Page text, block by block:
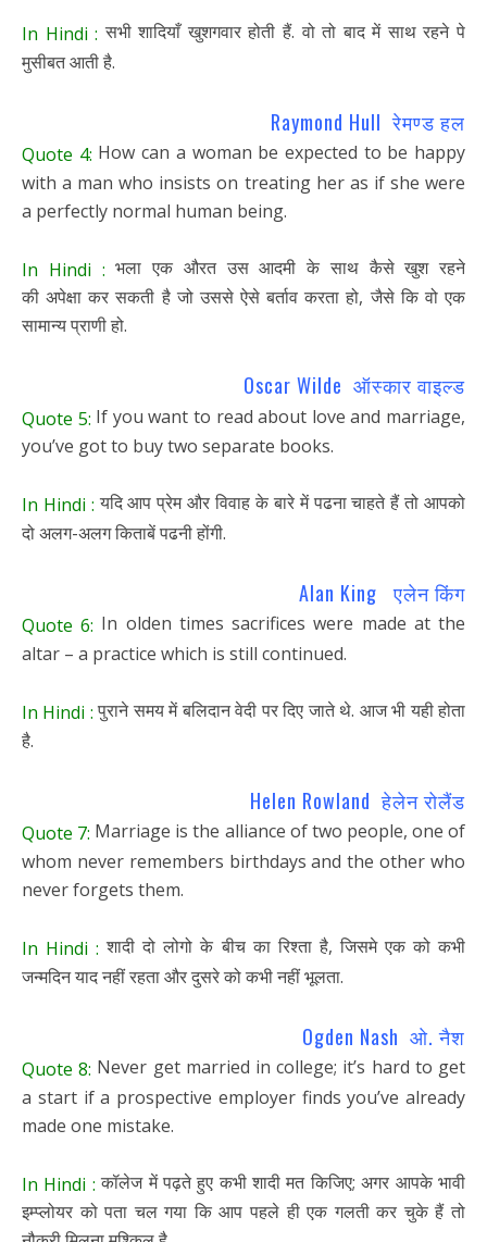
In Hindi : सभी शादियाँ खुशगवार होती हैं. वो तो बाद में साथ रहने पे
मुसीबत आती है.
Raymond Hull रेमण्ड हल
Quote 4: How can a woman be expected to be happy
with a man who insists on treating her as if she were
a perfectly normal human being.
In Hindi : भला एक औरत उस आदमी के साथ कैसे खुश रहने
की अपेक्षा कर सकती है जो उससे ऐसे बर्ताव करता हो, जैसे कि वो एक
सामान्य प्राणी हो.
Oscar Wilde ऑस्कार वाइल्ड
Quote 5: If you want to read about love and marriage,
you’ve got to buy two separate books.
In Hindi : यदि आप प्रेम और विवाह के बारे में पढना चाहते हैं तो आपको
दो अलग-अलग किताबें पढनी होंगी.
Alan King एलेन किंग
Quote 6: In olden times sacrifices were made at the
altar – a practice which is still continued.
In Hindi :पुराने समय में बलिदान वेदी पर दिए जाते थे. आज भी यही होता
है.
Helen Rowland हेलेन रोलैंड
Quote 7: Marriage is the alliance of two people, one of
whom never remembers birthdays and the other who
never forgets them.
In Hindi : शादी दो लोगो के बीच का रिश्ता है, जिसमे एक को कभी
जन्मदिन याद नहीं रहता और दुसरे को कभी नहीं भूलता.
Ogden Nash ओ. नैश
Quote 8: Never get married in college; it’s hard to get
a start if a prospective employer finds you’ve already
made one mistake.
In Hindi : कॉलेज में पढ़ते हुए कभी शादी मत किजिए; अगर आपके भावी
इम्प्लोयर को पता चल गया कि आप पहले ही एक गलती कर चुके हैं तो